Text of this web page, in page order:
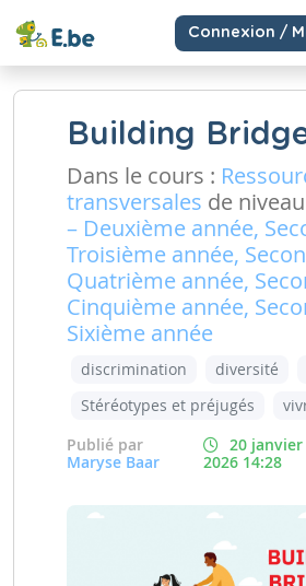
Connexion /
Building
Dans le cours :
transversales de niveau
– Deuxième année,
Troisième année,
Quatrième année,
Cinquième année,
Sixième année
discrimination diversité
Stéréotypes et préjugés
Publié par
Maryse Baar
20 janvier
2026 14:28